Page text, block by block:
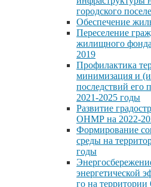
городского
Обеспечение
Переселение
жилищного
2019
Профилактика
минимизация и
последствий
2021-2025 годы
Развитие
ОНМР на 2022-
Формирование
среды на
годы
энергетической
го на